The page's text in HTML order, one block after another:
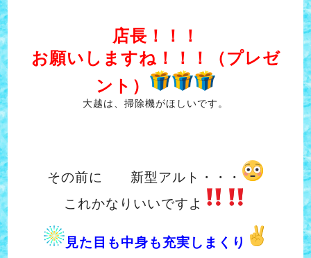
店長！！！
お願いしますね！！！（プレゼ
ント）
大越は、掃除機がほしいです。
その前に 新型アルト・・・
これかなりいいですよ
見た目も中身も充実しまくり